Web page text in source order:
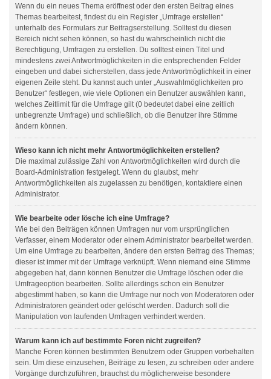
Wenn du ein neues Thema eröffnest oder den ersten Beitrag eines
Themas bearbeitest, findest du ein Register „Umfrage erstellen“
unterhalb des Formulars zur Beitragserstellung. Solltest du diesen
Bereich nicht sehen können, so hast du wahrscheinlich nicht die
Berechtigung, Umfragen zu erstellen. Du solltest einen Titel und
mindestens zwei Antwortmöglichkeiten in die entsprechenden Felder
eingeben und dabei sicherstellen, dass jede Antwortmöglichkeit in einer
eigenen Zeile steht. Du kannst auch unter „Auswahlmöglichkeiten pro
Benutzer“ festlegen, wie viele Optionen ein Benutzer auswählen kann,
welches Zeitlimit für die Umfrage gilt (0 bedeutet dabei eine zeitlich
unbegrenzte Umfrage) und schließlich, ob die Benutzer ihre Stimme
ändern können.
Wieso kann ich nicht mehr Antwortmöglichkeiten erstellen?
Die maximal zulässige Zahl von Antwortmöglichkeiten wird durch die
Board-Administration festgelegt. Wenn du glaubst, mehr
Antwortmöglichkeiten als zugelassen zu benötigen, kontaktiere einen
Administrator.
Wie bearbeite oder lösche ich eine Umfrage?
Wie bei den Beiträgen können Umfragen nur vom ursprünglichen
Verfasser, einem Moderator oder einem Administrator bearbeitet werden.
Um eine Umfrage zu bearbeiten, ändere den ersten Beitrag des Themas;
dieser ist immer mit der Umfrage verknüpft. Wenn niemand eine Stimme
abgegeben hat, dann können Benutzer die Umfrage löschen oder die
Umfrageoption bearbeiten. Sollte allerdings schon ein Benutzer
abgestimmt haben, so kann die Umfrage nur noch von Moderatoren oder
Administratoren geändert oder gelöscht werden. Dadurch soll die
Manipulation von laufenden Umfragen verhindert werden.
Warum kann ich auf bestimmte Foren nicht zugreifen?
Manche Foren können bestimmten Benutzern oder Gruppen vorbehalten
sein. Um diese einzusehen, Beiträge zu lesen, zu schreiben oder andere
Vorgänge durchzuführen, brauchst du möglicherweise besondere